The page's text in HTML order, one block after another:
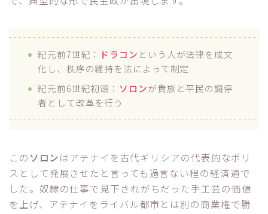
紀元前7世紀： ドラコン という人が法律を成文
化し、秩序の維持を法によって制定
紀元前6世紀初頭： ソロンが貴族と平民の調停
者として改革を行う
この ソロンはアテナイを古代ギリシアの代表的なポリ
スとして発展させたと言っても過言ない程の経済通で
した。奴隷の仕事で見下されがちだった手工芸の価値
を上げ、アテナイをライバル都市とは別の商業権で勝